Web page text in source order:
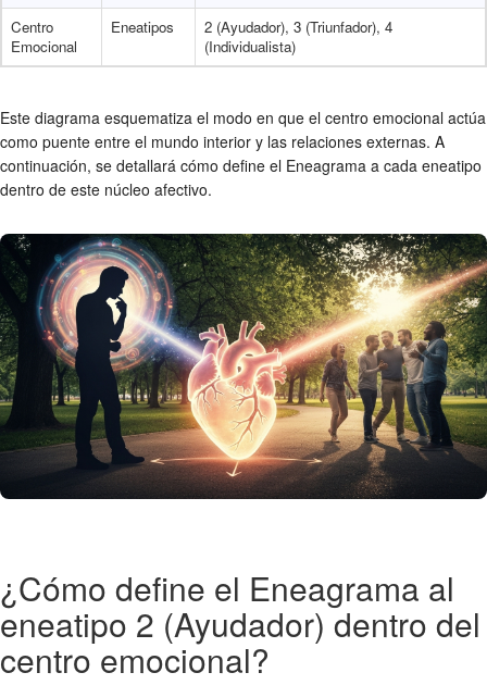
Centro
Emocional
Eneatipos
2 (Ayudador), 3 (Triunfador), 4
(Individualista)
Este diagrama esquematiza el modo en que el centro emocional actúa
como puente entre el mundo interior y las relaciones externas. A
continuación, se detallará cómo define el Eneagrama a cada eneatipo
dentro de este núcleo afectivo.
¿Cómo define el Eneagrama al
eneatipo 2 (Ayudador) dentro del
centro emocional?